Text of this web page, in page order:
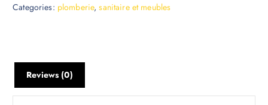
Categories: plomberie,sanitaire et meubles
Reviews (0)